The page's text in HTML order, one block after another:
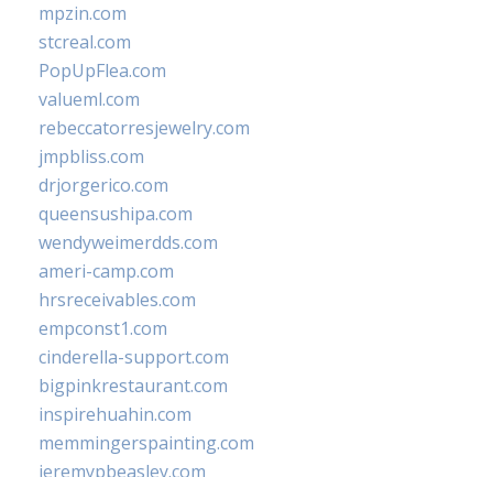
mpzin.com
stcreal.com
PopUpFlea.com
valueml.com
rebeccatorresjewelry.com
jmpbliss.com
drjorgerico.com
queensushipa.com
wendyweimerdds.com
ameri-camp.com
hrsreceivables.com
empconst1.com
cinderella-support.com
bigpinkrestaurant.com
inspirehuahin.com
memmingerspainting.com
jeremypbeasley.com